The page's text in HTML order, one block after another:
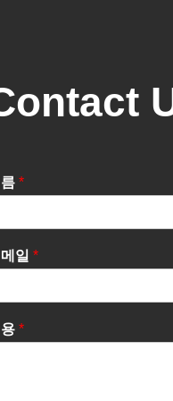
*
일 *
*